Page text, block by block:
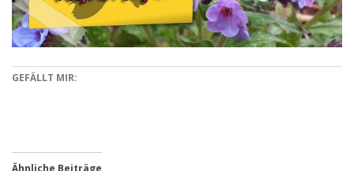
GEFÄLLT MIR:
Ähnliche Beiträge